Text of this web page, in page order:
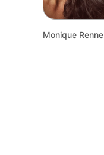
Monique Renne